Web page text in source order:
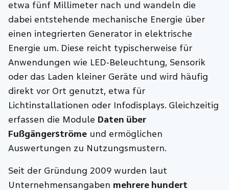
etwa fünf Millimeter nach und wandeln die
dabei entstehende mechanische Energie über
einen integrierten Generator in elektrische
Energie um. Diese reicht typischerweise für
Anwendungen wie LED‑Beleuchtung, Sensorik
oder das Laden kleiner Geräte und wird häufig
direkt vor Ort genutzt, etwa für
Lichtinstallationen oder Infodisplays. Gleichzeitig
erfassen die Module Daten über
Fußgängerströme und ermöglichen
Auswertungen zu Nutzungsmustern.
Seit der Gründung 2009 wurden laut
Unternehmensangaben mehrere hundert